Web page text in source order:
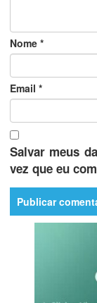
Nome *
Email *
Salvar meus
vez que eu